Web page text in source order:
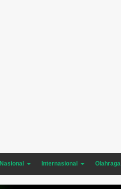
Nasional Internasional Olahraga